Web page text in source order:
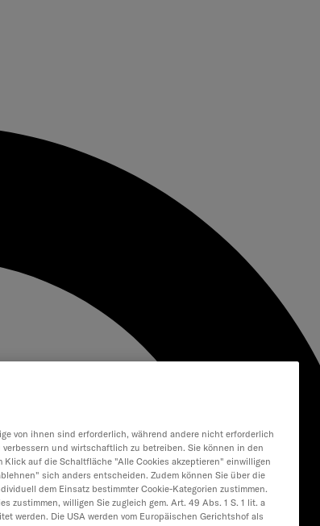
von ihnen sind erforderlich, während andere nicht erforderlich
und wirtschaftlich zu betreiben. Sie können in den
auf die Schaltfläche "Alle Cookies akzeptieren" einwilligen
sich anders entscheiden. Zudem können Sie über die
dem Einsatz bestimmter Cookie-Kategorien zustimmen.
zustimmen, willigen Sie zugleich gem. Art. 49 Abs. 1 S. 1 lit. a
werden. Die USA werden vom Europäischen Gerichtshof als